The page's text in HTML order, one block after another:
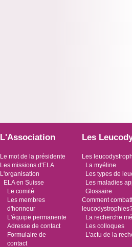
L'Association
Le mot de la présidente
Les missions d'ELA
L'organisation
ELA en Suisse
Le comité
Les membres
d'honneur
L'équipe permanente
Adresse de contact
Formulaire de
contact
Les
Les
La myéline
Les types de
Les maladies
Glossaire
Comment
La recherche
Les colloques
L'actu de la